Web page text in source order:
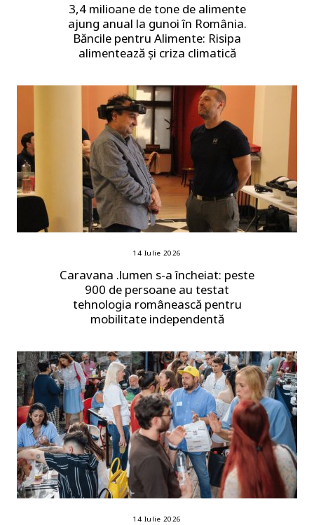
3,4 milioane de tone de alimente
ajung anual la gunoi în România.
Băncile pentru Alimente: Risipa
alimentează și criza climatică
14 Iulie 2026
Caravana .lumen s-a încheiat: peste
900 de persoane au testat
tehnologia românească pentru
mobilitate independentă
14 Iulie 2026